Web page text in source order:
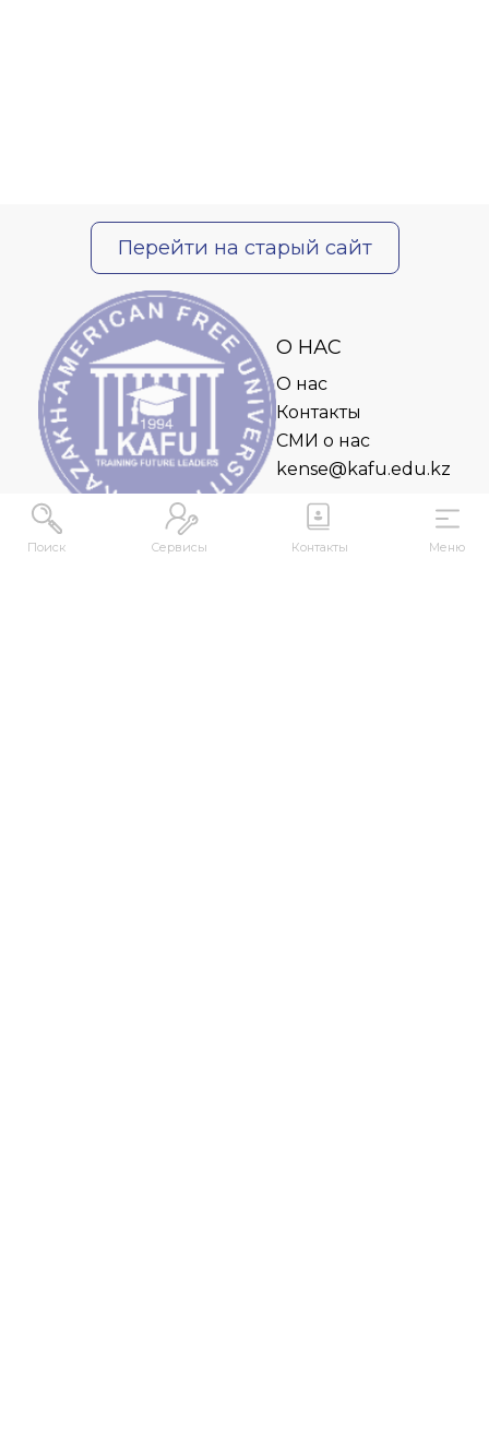
Поиск Сервисы Контакты Меню
Перейти на старый сайт
О НАС
О нас
Контакты
СМИ о нас
kense@kafu.edu.kz